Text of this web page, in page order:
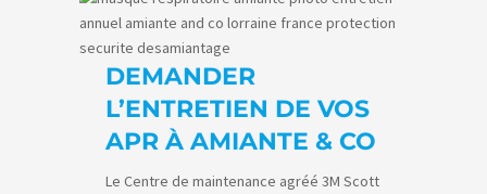
DEMANDER
L’ENTRETIEN DE VOS
APR À AMIANTE & CO
Le Centre de maintenance agréé 3M Scott